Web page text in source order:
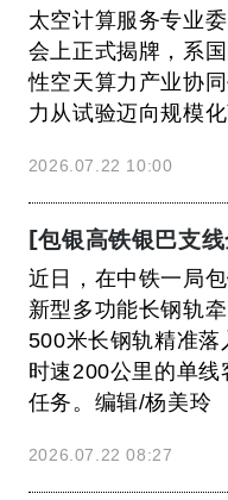
太空计算服务专业
会上正式揭牌，系
性空天算力产业协
力从试验迈向规模
2026.07.22 10:00
[包银高铁银巴支
近日，在中铁一局
新型多功能长钢轨
500米长钢轨精准落
时速200公里的单
任务。编辑/杨美玲
2026.07.22 08:27